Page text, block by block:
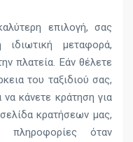
επιλογή, σας
μεταφορά,
πλατεία. Εάν θέλετε
του ταξιδιού σας,
κάνετε κράτηση για
κρατήσεων μας,
πληροφορίες όταν